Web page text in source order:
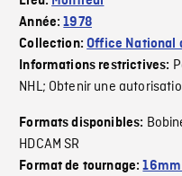
Année:1978
Collection:Office National
Informations restrictives:
NHL; Obtenir une
Formats disponibles:
HDCAM SR
Format de tournage: